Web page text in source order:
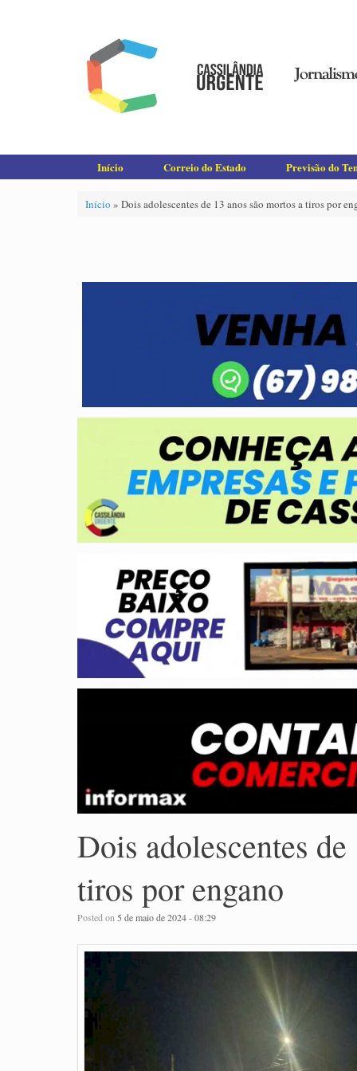
Início Correio do Estado Previsão do
Início » Dois adolescentes de 13 anos são mortos a tiros por
Dois adolescentes
tiros por engano
Posted on5 de maio de 2024 - 08:29